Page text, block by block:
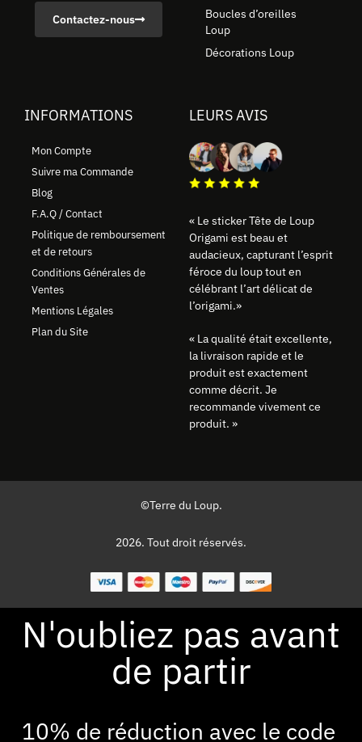
Contactez-nous
Boucles d’oreilles
Loup
Décorations Loup
INFORMATIONS
Mon Compte
Suivre ma Commande
Blog
F.A.Q / Contact
Politique de remboursement
et de retours
Conditions Générales de
Ventes
Mentions Légales
Plan du Site
LEURS AVIS
« Le sticker Tête de Loup
Origami est beau et
audacieux, capturant l’esprit
féroce du loup tout en
célébrant l’art délicat de
l’origami.»
« La qualité était excellente,
la livraison rapide et le
produit est exactement
comme décrit. Je
recommande vivement ce
produit. »
©Terre du Loup.
2026. Tout droit réservés.
N'oubliez pas avant
de partir
10% de réduction avec le code